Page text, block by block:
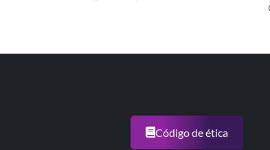
Código de ética